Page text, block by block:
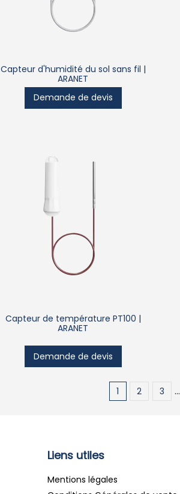
Capteur d'humidité du sol sans fil |
ARANET
Demande de devis
Capteur de température PT100 |
ARANET
Demande de devis
1 2 3 …
Liens utiles
Mentions légales